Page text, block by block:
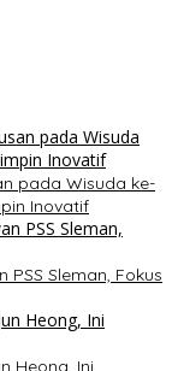
pada Wisuda ke-
Inovatif
Sleman, Fokus
Heong, Ini